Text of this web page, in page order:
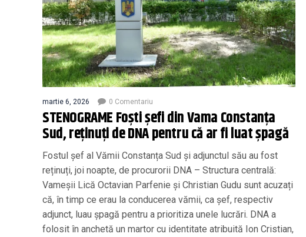
martie 6, 2026 0 Comentariu
STENOGRAME Foști șefi din Vama Constanța
Sud, reținuți de DNA pentru că ar fi luat șpagă
Fostul șef al Vămii Constanța Sud și adjunctul său au fost
reținuți, joi noapte, de procurorii DNA – Structura centrală:
Vameșii Lică Octavian Parfenie și Christian Gudu sunt acuzați
că, în timp ce erau la conducerea vămii, ca șef, respectiv
adjunct, luau șpagă pentru a prioritiza unele lucrări. DNA a
folosit în anchetă un martor cu identitate atribuită Ion Cristian,